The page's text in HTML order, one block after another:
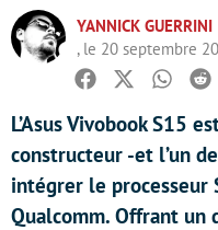
YANNICK GUERRINI
, le 20 septembre
Facebook
Twitter
L’Asus Vivobook S15
constructeur -et l’un
intégrer le processeur
Qualcomm. Offrant un